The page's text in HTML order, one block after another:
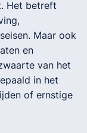
Het betreft
Maar ook
en
van het
in het
of ernstige